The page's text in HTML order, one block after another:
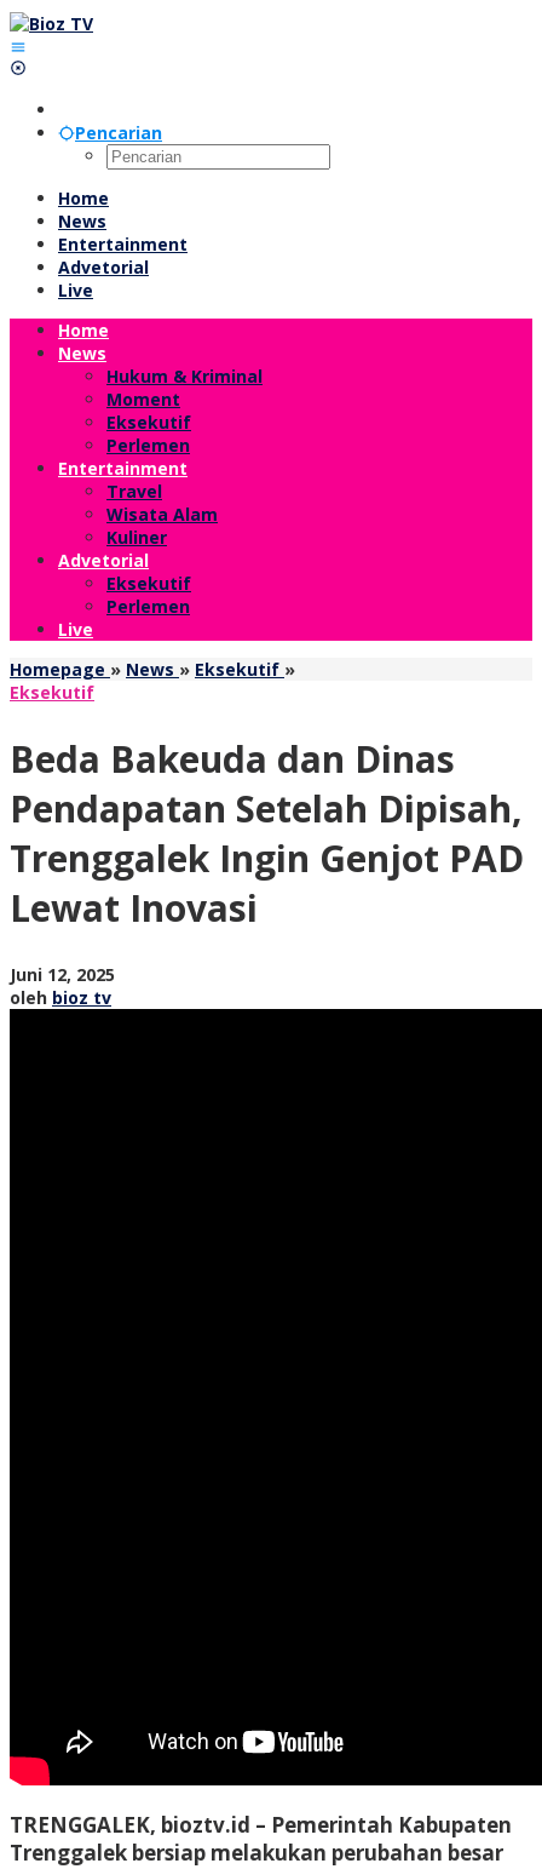
Lewati
ke
konten
Pencarian
Home
News
Entertainment
Advetorial
Live
Home
News
Hukum & Kriminal
Moment
Eksekutif
Perlemen
Entertainment
Travel
Wisata Alam
Kuliner
Advetorial
Eksekutif
Perlemen
Live
Homepage » News » Eksekutif »Beda
Pendapatan
Dipisah,
Trenggalek
Ingin
Genjot
Eksekutif
Beda Bakeuda dan Dinas
Pendapatan Setelah Dipisah,
Trenggalek Ingin Genjot PAD
Lewat Inovasi
Juni 12, 2025
oleh bioz tv
TRENGGALEK, bioztv.id – Pemerintah Kabupaten
Trenggalek bersiap melakukan perubahan besar